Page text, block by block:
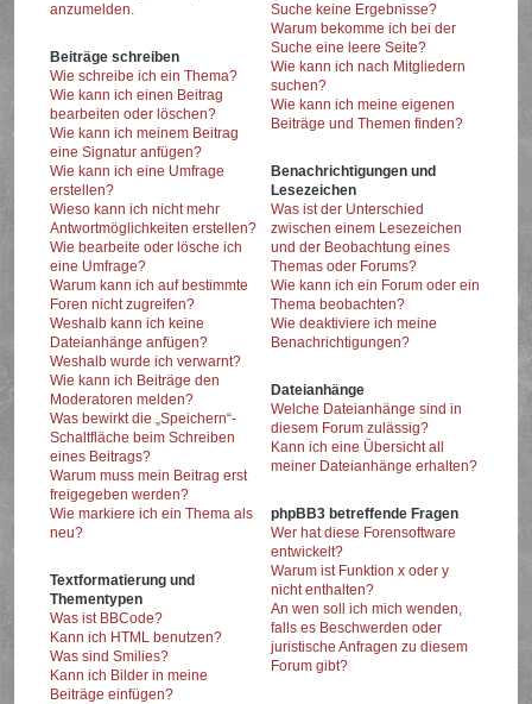
anzumelden.
Beiträge schreiben
Wie schreibe ich ein Thema?
Wie kann ich einen Beitrag
bearbeiten oder löschen?
Wie kann ich meinem Beitrag
eine Signatur anfügen?
Wie kann ich eine Umfrage
erstellen?
Wieso kann ich nicht mehr
Antwortmöglichkeiten erstellen?
Wie bearbeite oder lösche ich
eine Umfrage?
Warum kann ich auf bestimmte
Foren nicht zugreifen?
Weshalb kann ich keine
Dateianhänge anfügen?
Weshalb wurde ich verwarnt?
Wie kann ich Beiträge den
Moderatoren melden?
Was bewirkt die „Speichern“-
Schaltfläche beim Schreiben
eines Beitrags?
Warum muss mein Beitrag erst
freigegeben werden?
Wie markiere ich ein Thema als
neu?
Textformatierung und
Thementypen
Was ist BBCode?
Kann ich HTML benutzen?
Was sind Smilies?
Kann ich Bilder in meine
Beiträge einfügen?
Suche keine Ergebnisse?
Warum bekomme ich bei der
Suche eine leere Seite?
Wie kann ich nach Mitgliedern
suchen?
Wie kann ich meine eigenen
Beiträge und Themen finden?
Benachrichtigungen und
Lesezeichen
Was ist der Unterschied
zwischen einem Lesezeichen
und der Beobachtung eines
Themas oder Forums?
Wie kann ich ein Forum oder ein
Thema beobachten?
Wie deaktiviere ich meine
Benachrichtigungen?
Dateianhänge
Welche Dateianhänge sind in
diesem Forum zulässig?
Kann ich eine Übersicht all
meiner Dateianhänge erhalten?
phpBB3 betreffende Fragen
Wer hat diese Forensoftware
entwickelt?
Warum ist Funktion x oder y
nicht enthalten?
An wen soll ich mich wenden,
falls es Beschwerden oder
juristische Anfragen zu diesem
Forum gibt?